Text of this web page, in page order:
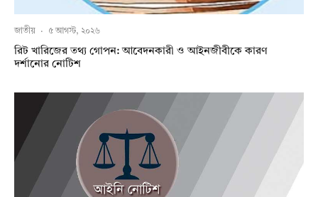
জাতীয় · ৫ আগস্ট, ২০২৬
রিট খারিজের তথ্য গোপন: আবেদনকারী ও আইনজীবীকে কারণ
দর্শানোর নোটিশ